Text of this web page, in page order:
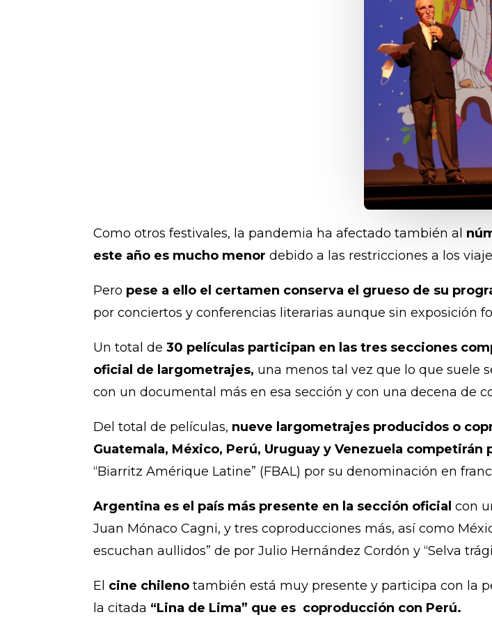
Como otros festivales, la pandemia ha afectado también al
este año es mucho menor debido a las restricciones a los
Pero pese a ello el certamen conserva el grueso de su
por conciertos y conferencias literarias aunque sin exposición
Un total de30 películas participan en las tres secciones
oficial de largometrajes, una menos tal vez que lo que suele
con un documental más en esa sección y con una decena de
Del total de películas, nueve largometrajes producidos o
Guatemala, México, Perú, Uruguay y Venezuela
“Biarritz Amérique Latine” (FBAL) por su denominación en
Argentina es el país más presente en la sección oficial con
Juan Mónaco Cagni, y tres coproducciones más, así como
escuchan aullidos” de por Julio Hernández Cordón y “Selva
El cine chileno también está muy presente y participa con la
la citada “Lina de Lima” que es coproducción con Perú.